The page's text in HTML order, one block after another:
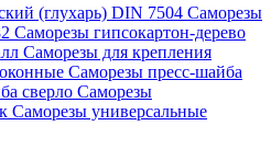
(глухарь) DIN 7504 Саморезы
Саморезы гипсокартон-дерево
Саморезы для крепления
Саморезы пресс-шайба
сверло Саморезы
Саморезы универсальные